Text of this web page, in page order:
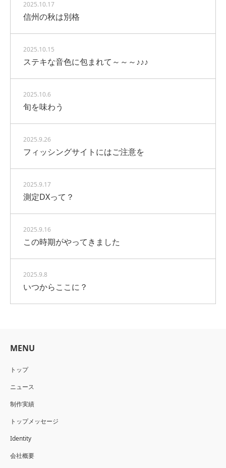
2025.10.17
信州の秋は別格
2025.10.15
ステキな音色に包まれて～～～♪♪♪
2025.10.6
旬を味わう
2025.9.26
フィッシングサイトにはご注意を
2025.9.17
測定DXって？
2025.9.16
この時期がやってきました
2025.9.8
いつからここに？
MENU
トップ
ニュース
制作実績
トップメッセージ
Identity
会社概要